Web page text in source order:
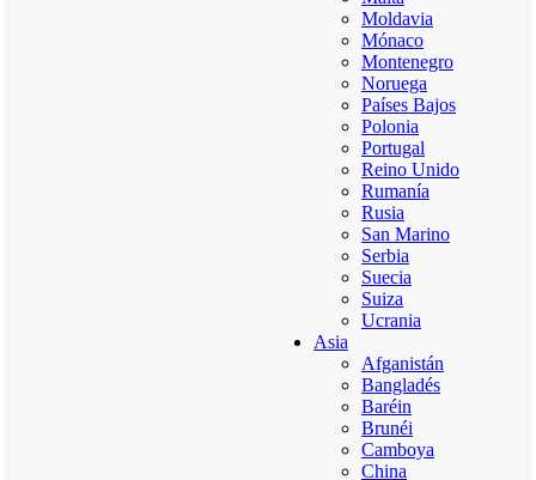
Moldavia
Mónaco
Montenegro
Noruega
Países Bajos
Polonia
Portugal
Reino Unido
Rumanía
Rusia
San Marino
Serbia
Suecia
Suiza
Ucrania
Asia
Afganistán
Bangladés
Baréin
Brunéi
Camboya
China